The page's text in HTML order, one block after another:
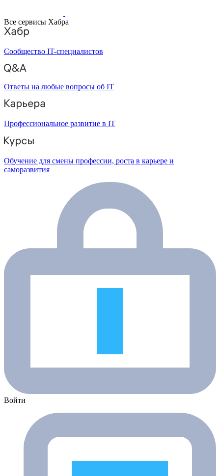
Все сервисы Хабра
Сообщество IT-специалистов
Ответы на любые вопросы об IT
Профессиональное развитие в IT
Обучение для смены профессии, роста в карьере и
саморазвития
Войти